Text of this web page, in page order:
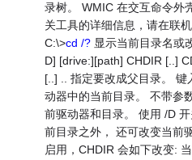
录树。 WMIC 在交互命令外
关工具的详细信息，请在联
C:\>cd /? 显示当前目录名或
D] [drive:][path] CHDIR [..]
[..] .. 指定要改成父目录。
动器中的当前目录。 不带参
前驱动器和目录。 使用 /D
前目录之外， 还可改变当前
启用，CHDIR 会如下改变: